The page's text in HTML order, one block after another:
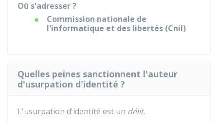
Où s'adresser ?
Commission nationale de
l'informatique et des libertés (Cnil)
Quelles peines sanctionnent l'auteur
d'usurpation d'identité ?
L'usurpation d'identité est un délit.